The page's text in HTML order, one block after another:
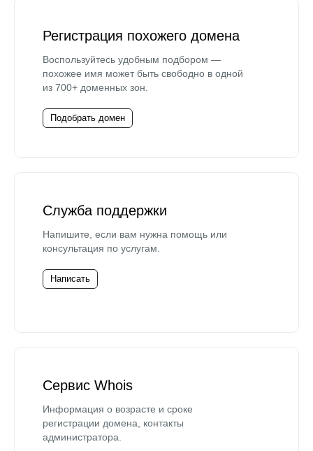
Регистрация похожего домена
Воспользуйтесь удобным подбором —
похожее имя может быть свободно в одной
из 700+ доменных зон.
Подобрать домен
Служба поддержки
Напишите, если вам нужна помощь или
консультация по услугам.
Написать
Сервис Whois
Информация о возрасте и сроке
регистрации домена, контакты
администратора.